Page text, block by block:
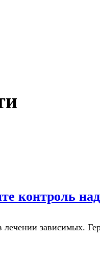
контроль
лечении зависимых.